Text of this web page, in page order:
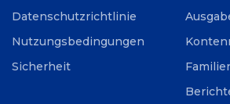
Datenschutzrichtlinie
Nutzungsbedingungen
Sicherheit